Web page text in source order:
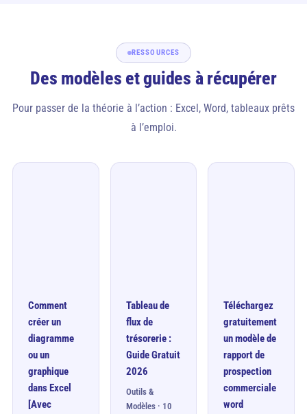
RESSOURCES
Des modèles et guides à récupérer
Pour passer de la théorie à l’action : Excel, Word, tableaux prêts
à l’emploi.
Comment
créer un
diagramme
ou un
graphique
dans Excel
[Avec
Tableau de
flux de
trésorerie :
Guide Gratuit
2026
Outils &
Modèles · 10
Téléchargez
gratuitement
un modèle de
rapport de
prospection
commerciale
word